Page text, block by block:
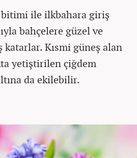
bitimi ile ilkbahara giriş
bahçelere güzel ve
Kısmi güneş alan
yetiştirilen çiğdem
da ekilebilir.